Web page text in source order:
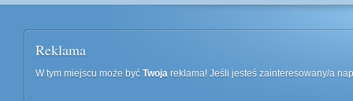
Reklama
W tym miejscu może być Twoja reklama! Jeśli jesteś zainteresowany/a